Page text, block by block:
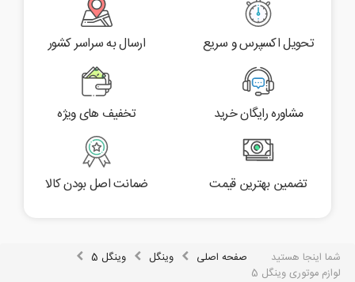
تحویل اکسپرس و سریع ارسال به سراسر کشور
مشاوره رایگان خرید تخفیف های ویژه
تضمین بهترین قیمت ضمانت اصل بودن کالا
شما اینجا هستید صفحه اصلی وینگل
وینگل 5
لوازم موتوری وینگل 5